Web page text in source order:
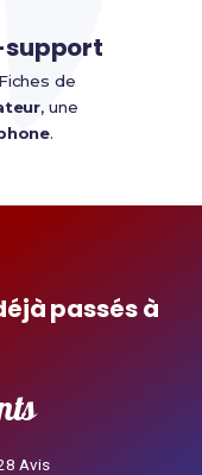
de
, une
.
passés à
Avis